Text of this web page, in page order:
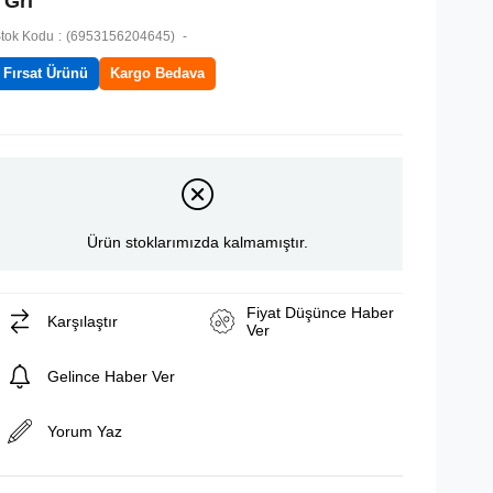
Kodu (6953156204645)
Fırsat Ürünü Kargo Bedava
Ürün stoklarımızda kalmamıştır.
Karşılaştır
Fiyat Düşünce Haber
Ver
Gelince Haber Ver
Yorum Yaz